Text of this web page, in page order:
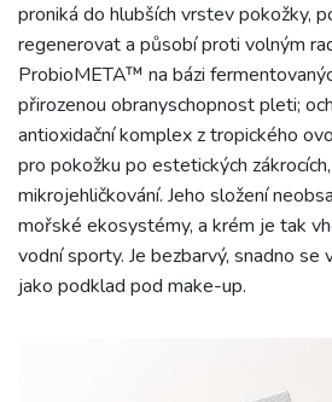
proniká do hlubších vrstev pokožky,
regenerovat a působí proti volným
ProbioMETA™ na bázi
přirozenou obranyschopnost pleti;
antioxidační komplex z tropického
pro pokožku po estetických
mikrojehličkování. Jeho složení
mořské ekosystémy, a krém je tak
vodní sporty. Je bezbarvý, snadno se
jako podklad pod make-up.